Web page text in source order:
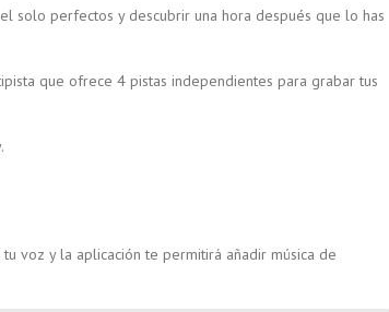
solo perfectos y descubrir una hora después que lo has
que ofrece 4 pistas independientes para grabar tus
voz y la aplicación te permitirá añadir música de